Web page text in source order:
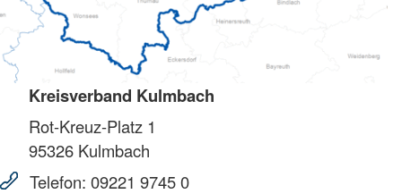
Kreisverband Kulmbach
Rot-Kreuz-Platz 1
95326 Kulmbach
Telefon: 09221 9745 0